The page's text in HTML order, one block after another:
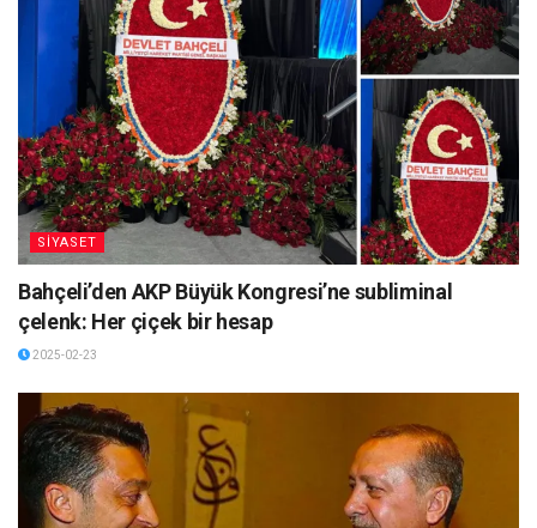
SİYASET
Bahçeli’den AKP Büyük Kongresi’ne subliminal
çelenk: Her çiçek bir hesap
2025-02-23